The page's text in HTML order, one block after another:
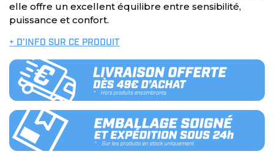
elle offre un excellent équilibre entre sensibilité,
puissance et confort.
+ D’INFO SUR CE PRODUIT